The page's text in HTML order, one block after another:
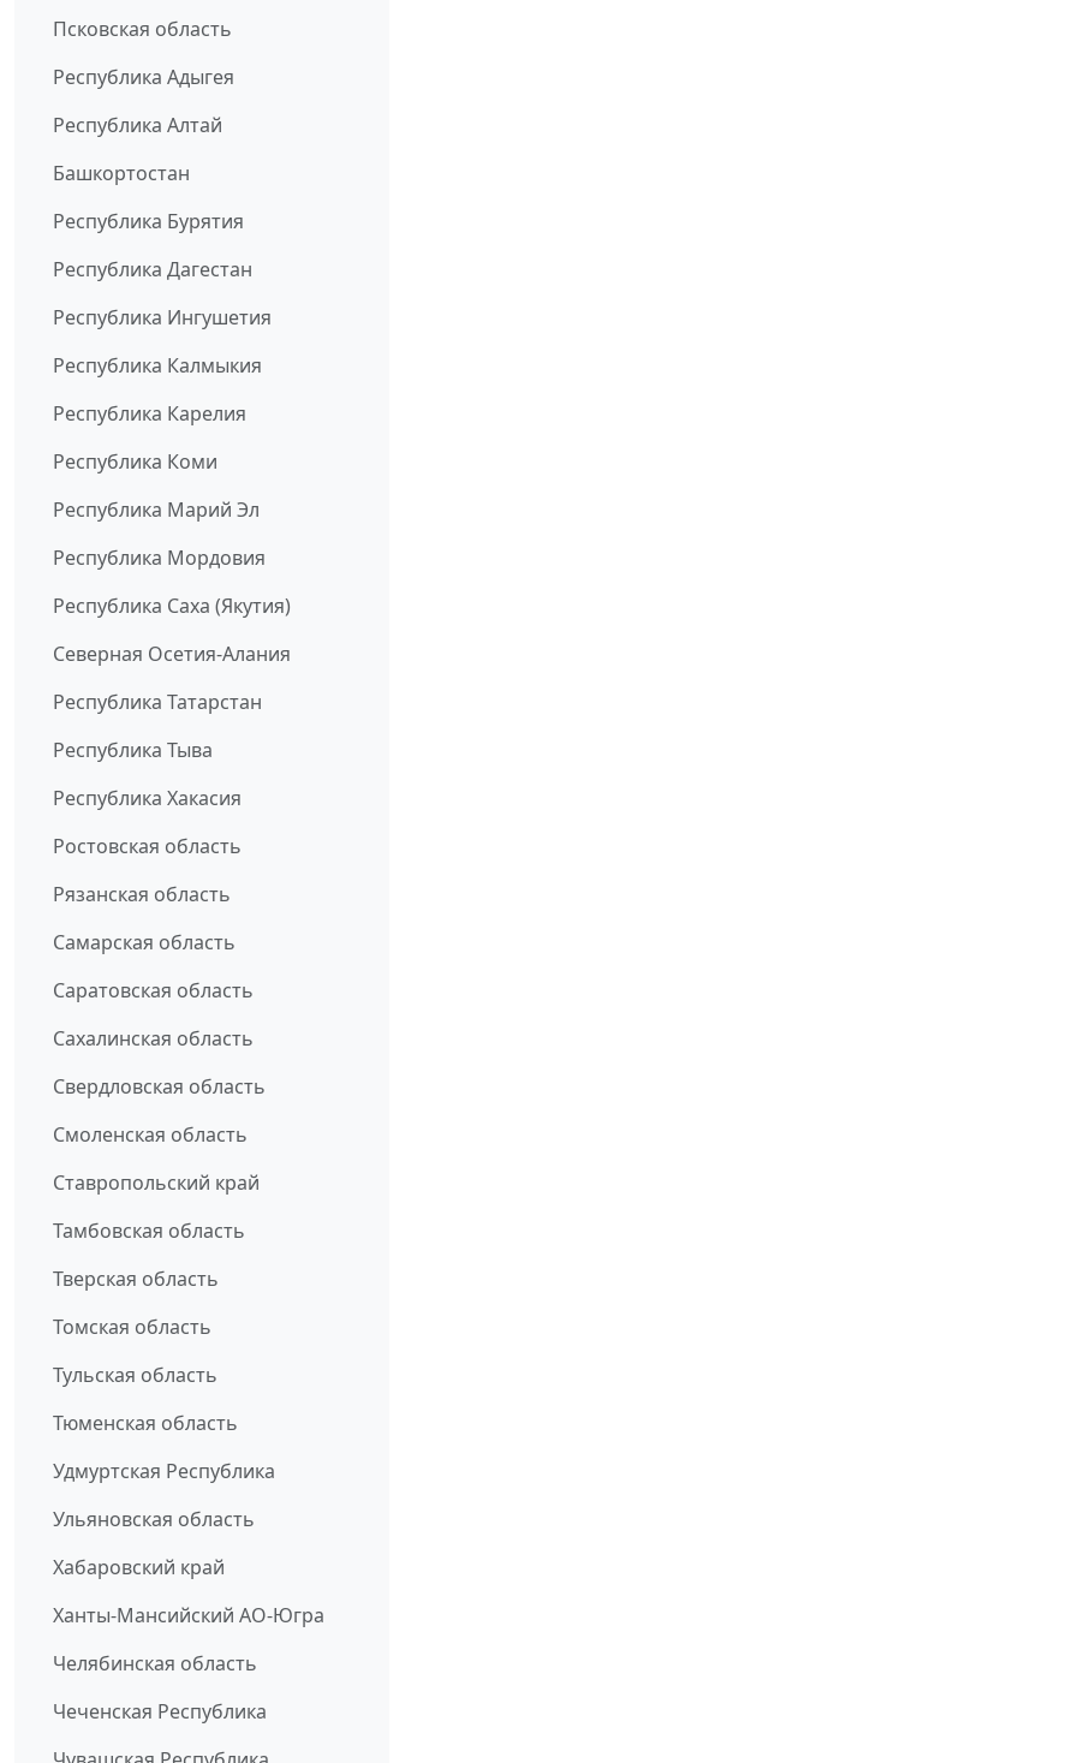
Псковская область
Республика Адыгея
Республика Алтай
Башкортостан
Республика Бурятия
Республика Дагестан
Республика Ингушетия
Республика Калмыкия
Республика Карелия
Республика Коми
Республика Марий Эл
Республика Мордовия
Республика Саха (Якутия)
Северная Осетия-Алания
Республика Татарстан
Республика Тыва
Республика Хакасия
Ростовская область
Рязанская область
Самарская область
Саратовская область
Сахалинская область
Свердловская область
Смоленская область
Ставропольский край
Тамбовская область
Тверская область
Томская область
Тульская область
Тюменская область
Удмуртская Республика
Ульяновская область
Хабаровский край
Ханты-Мансийский АО-Югра
Челябинская область
Чеченская Республика